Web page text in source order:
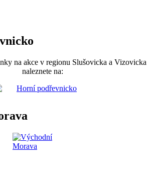
na akce v regionu Slušovicka a Vizovicka
naleznete na: